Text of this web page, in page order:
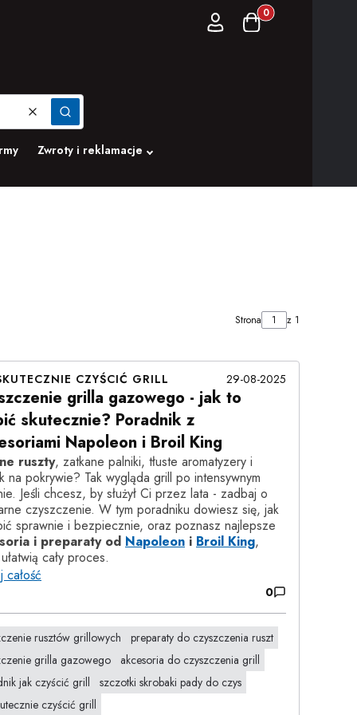
Zaloguj sięProdukty w
Koszyk
WyczyśćSzukaj
Zwroty i reklamacje
Strona z 1
CZYŚCIĆ GRILL 29-08-2025
grilla gazowego - jak to
skutecznie? Poradnik z
Napoleon i Broil King
ruszty, zatkane palniki, tłuste aromatyzery i
na pokrywie? Tak wygląda grill po intensywnym
Jeśli chcesz, by służył Ci przez lata - zadbaj o
czyszczenie. W tym poradniku dowiesz się, jak
sprawnie i bezpiecznie, oraz poznasz najlepsze
i preparaty od Napoleon i Broil King,
cały proces.
całość
0
rusztów grillowych
preparaty do czyszczenia ruszt
grilla gazowego
akcesoria do czyszczenia grill
jak czyścić grill
szczotki skrobaki pady do czys
czyścić grill